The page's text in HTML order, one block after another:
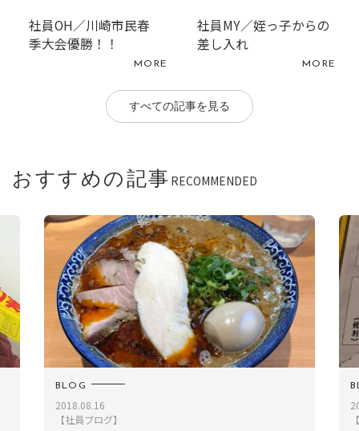
社員OH／川崎市民春
季大会優勝！！
MORE
社員MY／姪っ子からの
差し入れ
MORE
すべての記事を見る
おすすめの記事 RECOMMENDED